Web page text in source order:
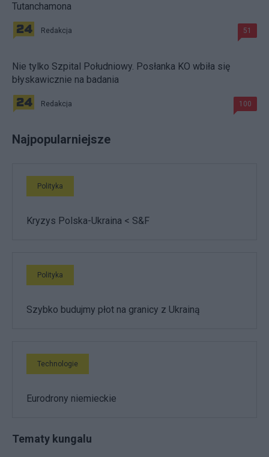
Tutanchamona
Redakcja 51
Nie tylko Szpital Południowy. Posłanka KO wbiła się
błyskawicznie na badania
Redakcja 100
Najpopularniejsze
Polityka
Kryzys Polska-Ukraina < S&F
Polityka
Szybko budujmy płot na granicy z Ukrainą
Technologie
Eurodrony niemieckie
Tematy kungalu